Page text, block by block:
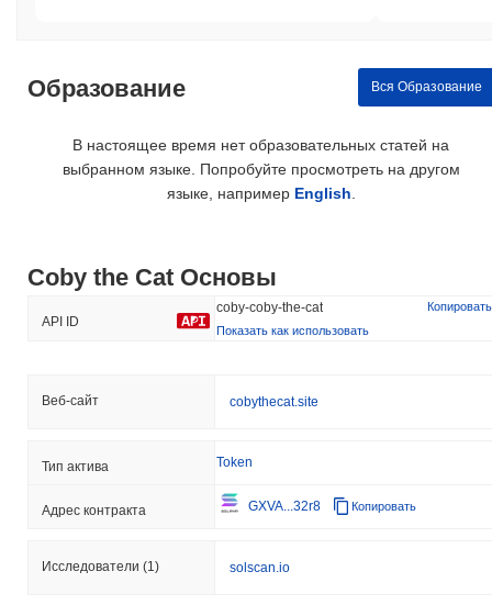
Образование Вся Образование
В настоящее время нет образовательных статей на
выбранном языке. Попробуйте просмотреть на другом
языке, например English
Coby the Cat Основы
API ID
coby-coby-the-cat
Копировать
Показать как использовать
Веб-сайт cobythecat.site
Тип актива Token
Адрес контракта GXVA...32r8 Копировать
Исследователи (1) solscan.io